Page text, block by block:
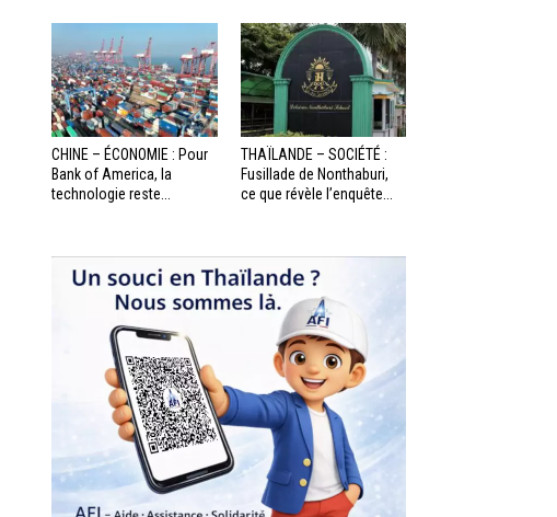
CHINE – ÉCONOMIE : Pour
Bank of America, la
technologie reste...
THAÏLANDE – SOCIÉTÉ :
Fusillade de Nonthaburi,
ce que révèle l’enquête...